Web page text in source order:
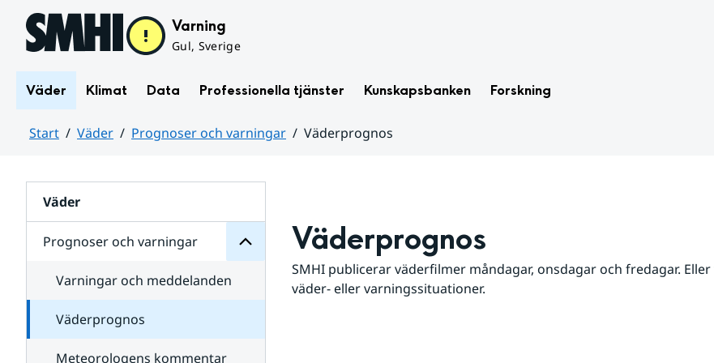
Hoppa till sidans innehåll Varning
Gul, Sverige
Väder Klimat Data Professionella tjänster Kunskapsbanken Forskning
Start Väder Prognoser och varningar
Väderprognos
Väder
Prognoser och varningar
för
varningar
Varningar och meddelanden
Väderprognos
Meteorologens kommentar
Väderprognos
SMHI publicerar väderfilmer måndagar, onsdagar och fredagar.
väder- eller varningssituationer.